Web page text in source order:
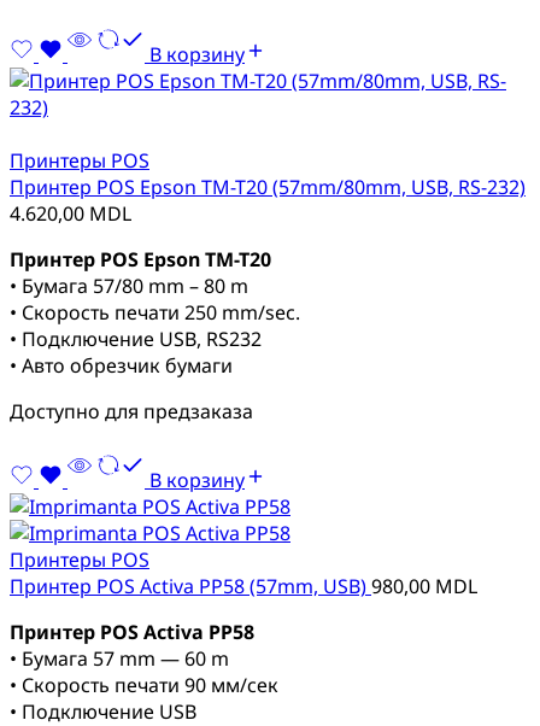
В корзину
Принтеры POS
Принтер POS Epson TM-T20 (57mm/80mm, USB, RS-232)
4.620,00 MDL
Принтер POS Epson TM-T20
• Бумага 57/80 mm – 80 m
• Скорость печати 250 mm/sec.
• Подключение USB, RS232
• Авто обрезчик бумаги
Доступно для предзаказа
В корзину
Принтеры POS
Принтер POS Activa PP58 (57mm, USB)980,00 MDL
Принтер POS Activa PP58
• Бумага 57 mm — 60 m
• Скорость печати 90 мм/сек
• Подключение USB